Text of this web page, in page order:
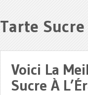
Tarte
Voici La
Sucre À